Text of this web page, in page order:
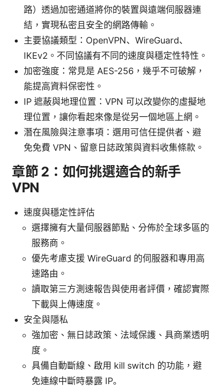
路）透過加密通道將你的裝置與遠端伺服器連
結，實現私密且安全的網路傳輸。
主要協議類型：OpenVPN、WireGuard、
IKEv2。不同協議有不同的速度與穩定性特性。
加密強度：常見是 AES-256，幾乎不可破解，
能提高資料保密性。
IP 遮蔽與地理位置：VPN 可以改變你的虛擬地
理位置，讓你看起來像是從另一個地區上網。
潛在風險與注意事項：選用可信任提供者、避
免免費 VPN、留意日誌政策與資料收集條款。
章節 2：如何挑選適合的新手
VPN
速度與穩定性評估
選擇擁有大量伺服器節點、分佈於全球多區的
服務商。
優先考慮支援 WireGuard 的伺服器和專用高
速路由。
讀取第三方測速報告與使用者評價，確認實際
下載與上傳速度。
安全與隱私
強加密、無日誌政策、法域保護、具商業透明
度。
具備自動斷線、啟用 kill switch 的功能，避
免連線中斷時暴露 IP。